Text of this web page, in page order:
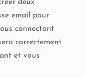
deux
email pour
connectant
correctement
et vous